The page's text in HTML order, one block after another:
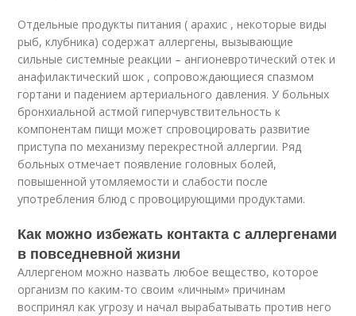
Отдельные продукты питания ( арахис , некоторые виды
рыб, клубника) содержат аллергены, вызывающие
сильные системные реакции – ангионевротический отек и
анафилактический шок , сопровождающиеся спазмом
гортани и падением артериального давления. У больных
бронхиальной астмой гиперчувствительность к
компонентам пищи может спровоцировать развитие
приступа по механизму перекрестной аллергии. Ряд
больных отмечает появление головных болей,
повышенной утомляемости и слабости после
употребления блюд с провоцирующими продуктами.
Как можно избежать контакта с аллергенами
в повседневной жизни
Аллергеном можно назвать любое вещество, которое
организм по каким-то своим «личным» причинам
воспринял как угрозу и начал вырабатывать против него